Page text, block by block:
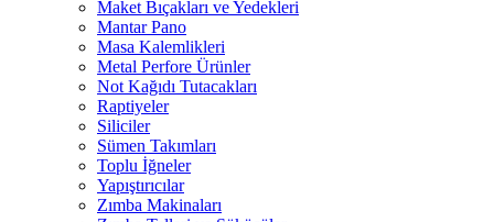
Maket Bıçakları ve Yedekleri
Mantar Pano
Masa Kalemlikleri
Metal Perfore Ürünler
Not Kağıdı Tutacakları
Raptiyeler
Siliciler
Sümen Takımları
Toplu İğneler
Yapıştırıcılar
Zımba Makinaları